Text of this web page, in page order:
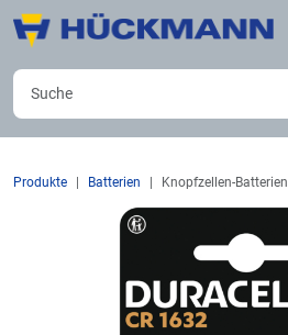
Produkte Batterien Knopfzellen-Batterien